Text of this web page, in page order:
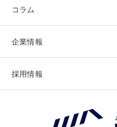
コラム
企業情報
採用情報